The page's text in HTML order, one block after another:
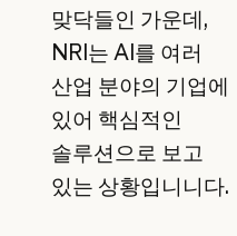
맞닥들인 가운데,
NRI는 AI를 여러
산업 분야의 기업에
있어 핵심적인
솔루션으로 보고
있는 상황입니니다.